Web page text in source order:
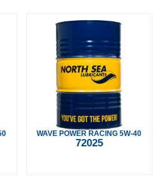
WAVE POWER RACING 5W-40
72025